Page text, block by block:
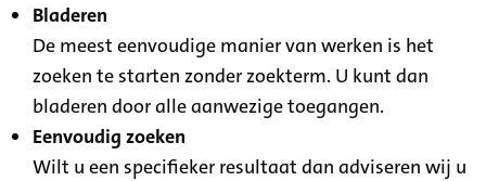
Bladeren
De meest eenvoudige manier van werken is het
zoeken te starten zonder zoekterm. U kunt dan
bladeren door alle aanwezige toegangen.
Eenvoudig zoeken
Wilt u een specifieker resultaat dan adviseren wij u